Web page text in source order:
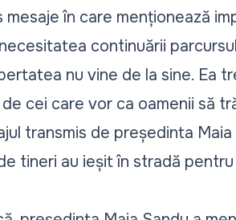
mesaje în care menționează
continuării
nu vine de la sine. Ea
cei care vor ca oamenii să
transmis de președinta
tineri au ieșit în stradă